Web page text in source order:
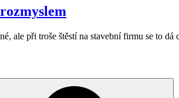
ale při troše štěstí na stavební firmu se to